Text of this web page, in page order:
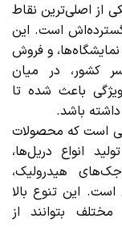
از اصلی‌ترین نقاط
است. این
و فروش
کشور، در میان
باعث شده تا
باشد.
است که محصولات
انواع دریل‌ها،
هیدرولیک،
است. این تنوع بالا
بتوانند از